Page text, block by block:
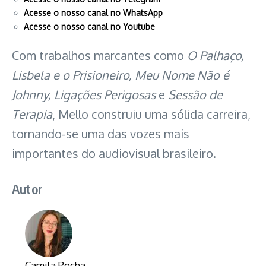
Acesse o nosso canal no WhatsApp
Acesse o nosso canal no Youtube
Com trabalhos marcantes como O Palhaço,
Lisbela e o Prisioneiro, Meu Nome Não é
Johnny, Ligações Perigosase Sessão de
Terapia, Mello construiu uma sólida carreira,
tornando-se uma das vozes mais
importantes do audiovisual brasileiro.
Autor